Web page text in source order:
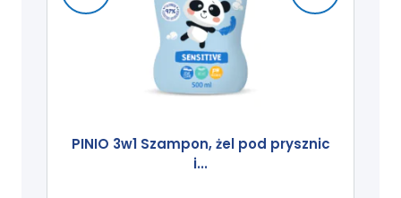
PINIO 3w1 Szampon, żel pod prysznic
i...